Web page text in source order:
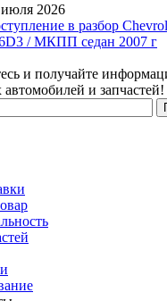
2026
в разбор
/ МКПП седан 2007 г
и получайте
автомобилей и запчастей!